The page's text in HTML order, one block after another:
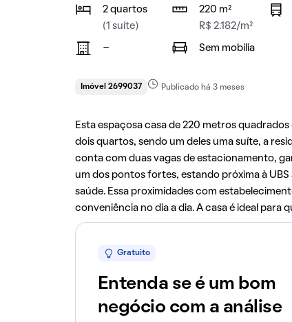
2 quartos
(1 suíte)
220 m²
R$ 2.182/m²
- Sem mobília
Imóvel 2699037 Publicado há 3 meses
Esta espaçosa casa de 220 metros
dois quartos, sendo um deles uma suíte, a
conta com duas vagas de estacionamento,
um dos pontos fortes, estando próxima à
saúde. Essa proximidades com
conveniência no dia a dia. A casa é ideal para
Gratuito
Entenda se é um bom
negócio com a análise